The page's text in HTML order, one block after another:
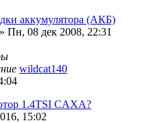
аккумулятора (АКБ)
» Пн, 08 дек 2008, 22:31
wildcat140
1.4TSI CAXA?
15:02